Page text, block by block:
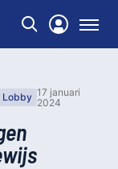
Lobby 17 januari
2024